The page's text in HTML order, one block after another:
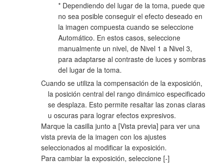
* Dependiendo del lugar de la toma, puede que
no sea posible conseguir el efecto deseado en
la imagen compuesta cuando se seleccione
Automático. En estos casos, seleccione
manualmente un nivel, de Nivel 1 a Nivel 3,
para adaptarse al contraste de luces y sombras
del lugar de la toma.
Cuando se utiliza la compensación de la exposición,
la posición central del rango dinámico especificado
se desplaza. Esto permite resaltar las zonas claras
u oscuras para lograr efectos expresivos.
Marque la casilla junto a [Vista previa] para ver una
vista previa de la imagen con los ajustes
seleccionados al modificar la exposición.
Para cambiar la exposición, seleccione [-]